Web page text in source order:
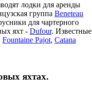
лодки для аренды
группа Beneteau
для чартерного
яхт - Dufour. Известные
Fountaine Pajot, Catana
яхтах.